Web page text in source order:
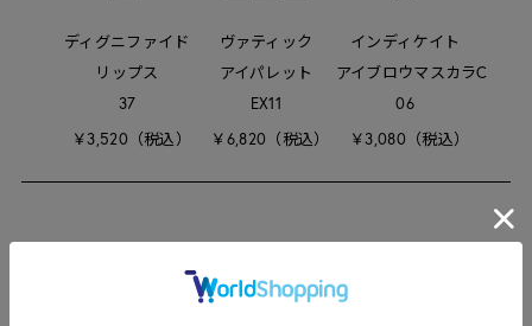
ディグニファイド
リップス
37
￥3,520（税込）
ヴァティック
アイパレット
EX11
￥6,820（税込）
インディケイト
アイブロウマスカラC
06
￥3,080（税込）